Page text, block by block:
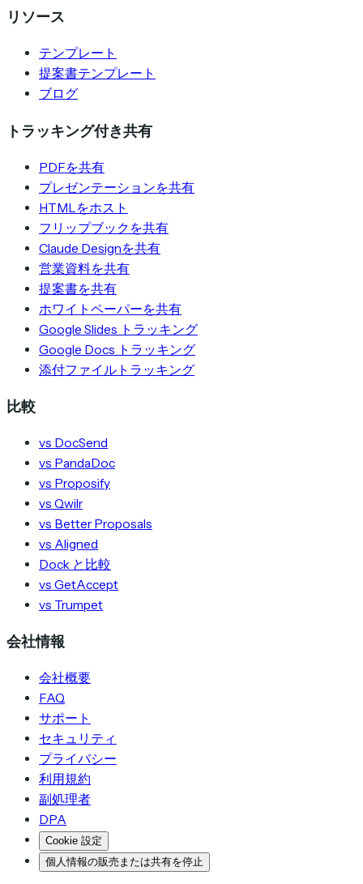
リソース
テンプレート
提案書テンプレート
ブログ
トラッキング付き共有
PDFを共有
プレゼンテーションを共有
HTMLをホスト
フリップブックを共有
Claude Designを共有
営業資料を共有
提案書を共有
ホワイトペーパーを共有
Google Slides トラッキング
Google Docs トラッキング
添付ファイルトラッキング
比較
vs DocSend
vs PandaDoc
vs Proposify
vs Qwilr
vs Better Proposals
vs Aligned
Dock と比較
vs GetAccept
vs Trumpet
会社情報
会社概要
FAQ
サポート
セキュリティ
プライバシー
利用規約
副処理者
DPA
Cookie 設定
個人情報の販売または共有を停止